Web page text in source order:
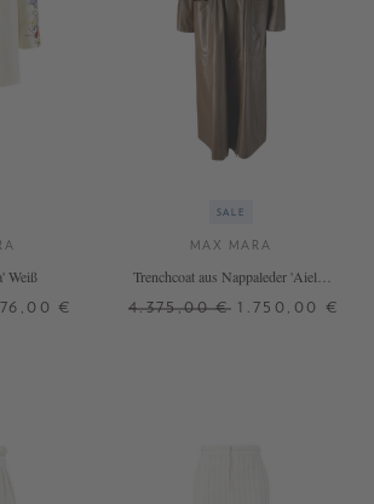
Weiß
€
SALE
MAX MARA
Trenchcoat aus Nappaleder 'Aiello'
4.375,00 € 1.750,00 €